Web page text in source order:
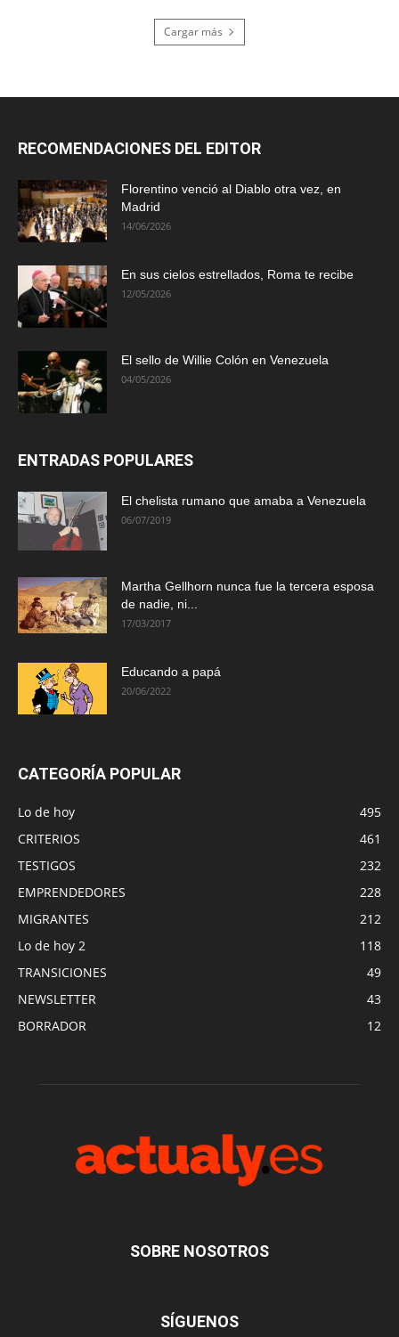
Cargar más
RECOMENDACIONES DEL EDITOR
Florentino venció al Diablo otra vez, en
Madrid
14/06/2026
En sus cielos estrellados, Roma te recibe
12/05/2026
El sello de Willie Colón en Venezuela
04/05/2026
ENTRADAS POPULARES
El chelista rumano que amaba a Venezuela
06/07/2019
Martha Gellhorn nunca fue la tercera esposa
de nadie, ni...
17/03/2017
Educando a papá
20/06/2022
CATEGORÍA POPULAR
Lo de hoy
495
CRITERIOS
461
TESTIGOS
232
EMPRENDEDORES
228
MIGRANTES
212
Lo de hoy 2
118
TRANSICIONES
49
NEWSLETTER
43
BORRADOR
12
SOBRE NOSOTROS
SÍGUENOS